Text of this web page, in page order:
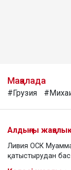
Мақалада
#Грузия
Алдыңғы
Ливия ОСК
қатыстырудан бас